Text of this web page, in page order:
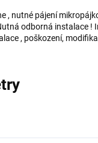
, nutné pájení
odborná instalace !
, poškození,